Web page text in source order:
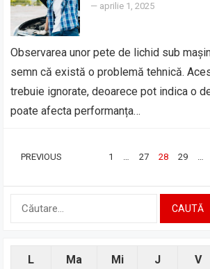
— aprilie 1, 2025
Observarea unor pete de lichid sub
semn că există o problemă tehnică.
trebuie ignorate, deoarece pot indica o
poate afecta performanța…
PAGINAȚIE
PREVIOUS 1 … 27 28 29 …
Caută
L Ma Mi J V